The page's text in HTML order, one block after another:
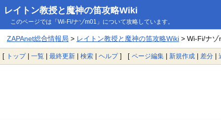
レイトン教授と魔神の笛攻略Wiki
このページでは「Wi-Fi/ナゾm01」について攻略しています。
ZAPAnet総合情報局 > レイトン教授と魔神の笛攻略Wiki> Wi-Fi/ナゾ
[ トップ| 一覧 | 最終更新 | 検索 | ヘルプ] [ ページ編集 | 新規作成 | 差分 |